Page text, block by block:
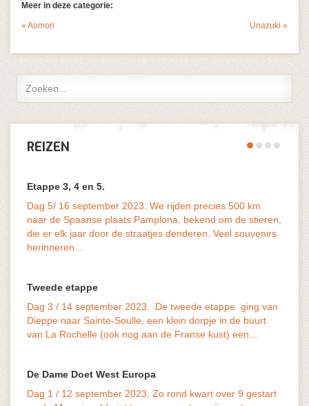
Meer in deze categorie:
« Aomori Unazuki »
REIZEN
Etappe 3, 4 en 5.
Dag 5/ 16 september 2023. We rijden precies 500 km
naar de Spaanse plaats Pamplona, bekend om de stieren,
die er elk jaar door de straatjes denderen. Veel souvenirs
herinneren...
Tweede etappe
Dag 3 / 14 september 2023. De tweede etappe ging van
Dieppe naar Sainte-Soulle, een klein dorpje in de buurt
van La Rochelle (ook nog aan de Franse kust) een...
De Dame Doet West Europa
Dag 1 / 12 september 2023. Zo rond kwart over 9 gestart
last